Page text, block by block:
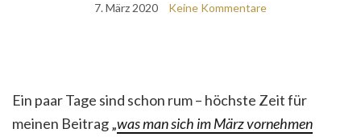
7. März 2020 Keine Kommentare
Ein paar Tage sind schon rum – höchste Zeit für
meinen Beitrag „was man sich im März vornehmen